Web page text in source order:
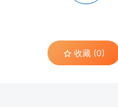
收藏 (0)